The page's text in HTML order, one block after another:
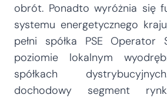
obrót. Ponadto wyróżnia się
systemu energetycznego
pełni spółka PSE
poziomie lokalnym
spółkach
dochodowy segment